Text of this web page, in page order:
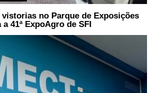
no Parque de Exposições
a 41ª ExpoAgro de SFI